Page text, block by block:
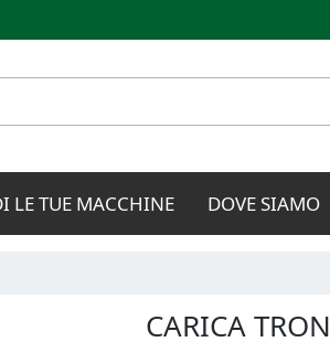
contenuto
LE TUE MACCHINE DOVE SIAMO
CARICA